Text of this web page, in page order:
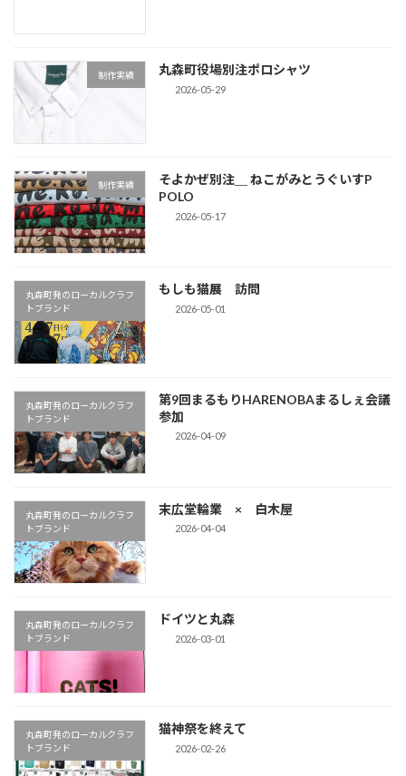
り
制作実績 丸森町役場別注ポロシャツ
2026-05-29
制作実績
そよかぜ別注＿ ねこがみとうぐいすP
POLO
2026-05-17
丸森町発のローカルクラフ
トブランド
もしも猫展 訪問
2026-05-01
丸森町発のローカルクラフ
トブランド
第9回まるもりHARENOBAまるしぇ会議
参加
2026-04-09
丸森町発のローカルクラフ
トブランド
末広堂輪業 × 白木屋
2026-04-04
丸森町発のローカルクラフ
トブランド
ドイツと丸森
2026-03-01
丸森町発のローカルクラフ
トブランド
猫神祭を終えて
2026-02-26